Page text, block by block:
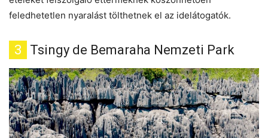
feledhetetlen nyaralást tölthetnek el az idelátogatók.
3 Tsingy de Bemaraha Nemzeti Park